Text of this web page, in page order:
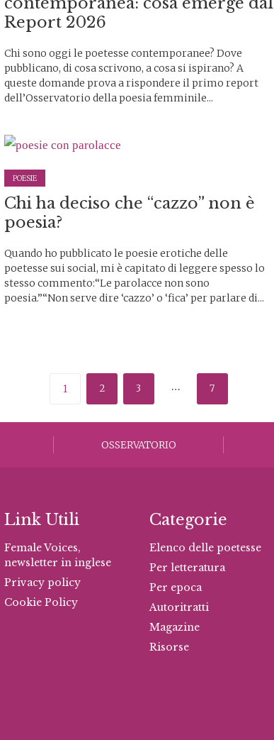
Report 2026
Chi sono oggi le poetesse contemporanee? Dove
pubblicano, di cosa scrivono, a cosa si ispirano? A
queste domande prova a rispondere il primo report
dell’Osservatorio della poesia femminile...
POESIE
Chi ha deciso che “cazzo” non è
poesia?
Quando ho pubblicato le poesie erotiche delle
poetesse sui social, mi è capitato di leggere spesso lo
stesso commento:“Le parolacce non sono
poesia.”“Non serve dire ‘cazzo’ o ‘fica’ per parlare di...
1 2 3 … 7
OSSERVATORIO
Link Utili
Female Voices,
newsletter in inglese
Privacy policy
Cookie Policy
Categorie
Elenco delle poetesse
Per letteratura
Per epoca
Autoritratti
Magazine
Risorse